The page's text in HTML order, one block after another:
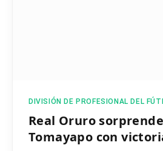
DIVISIÓN DE PROFESIONAL DEL
Real Oruro
Tomayapo con